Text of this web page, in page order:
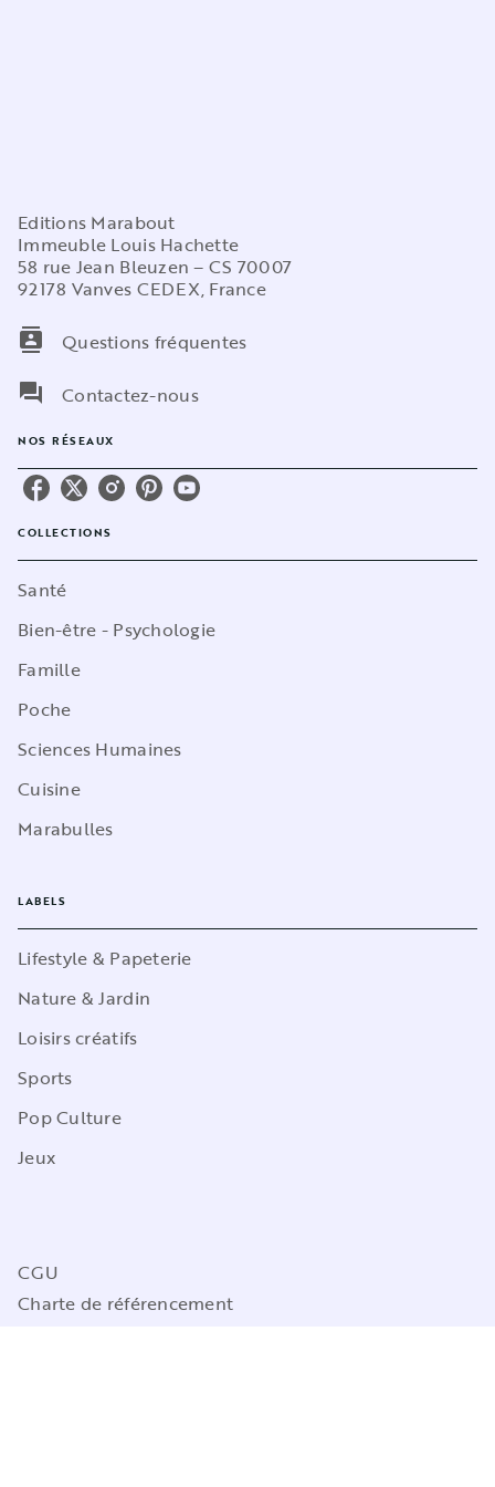
Editions Marabout
Immeuble Louis Hachette
58 rue Jean Bleuzen – CS 70007
92178 Vanves CEDEX, France
contacts
Questions fréquentes
question_answer
Contactez-nous
NOS RÉSEAUX
COLLECTIONS
Santé
Bien-être - Psychologie
Famille
Poche
Sciences Humaines
Cuisine
Marabulles
LABELS
Lifestyle & Papeterie
Nature & Jardin
Loisirs créatifs
Sports
Pop Culture
Jeux
CGU
Charte de référencement